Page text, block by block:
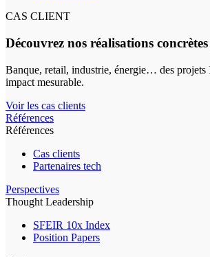
CAS CLIENT
Découvrez nos réalisations
Banque, retail, industrie, énergie… des
impact mesurable.
Voir les cas clients
Références
Références
Cas clients
Partenaires tech
Perspectives
Thought Leadership
SFEIR 10x Index
Position Papers